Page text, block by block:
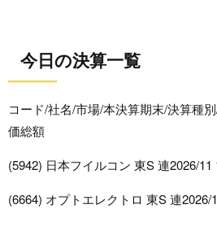
今日の決算一覧
コード/社名/市場/本決算期末/決算種
価総額
(5942) 日本フイルコン 東S 連2026/11
(6664) オプトエレクトロ 東S 連2026/